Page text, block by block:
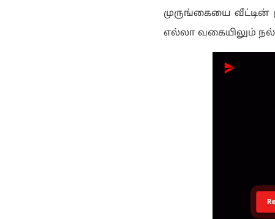
முருங்கையை வீட்டின்
எல்லா வகையிலும்